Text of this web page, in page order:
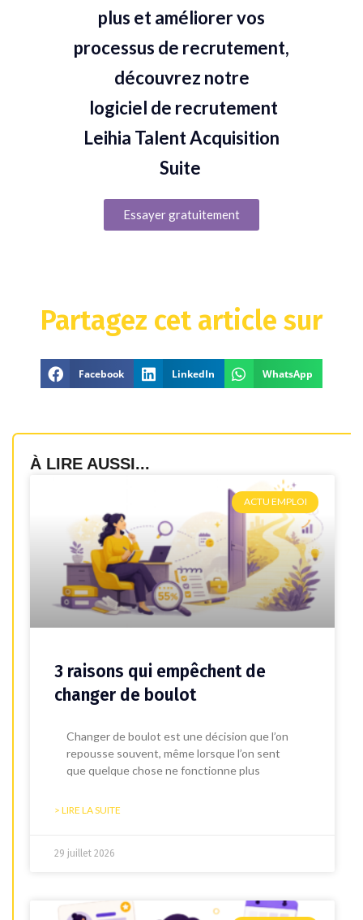
plus et améliorer vos
processus de recrutement,
découvrez notre
logiciel de recrutement
Leihia Talent Acquisition
Suite
Essayer gratuitement
Partagez cet article sur
Facebook LinkedIn WhatsApp
À LIRE AUSSI...
ACTU EMPLOI
3 raisons qui empêchent de
changer de boulot
Changer de boulot est une décision que l’on
repousse souvent, même lorsque l’on sent
que quelque chose ne fonctionne plus
> LIRE LA SUITE
29 juillet 2026